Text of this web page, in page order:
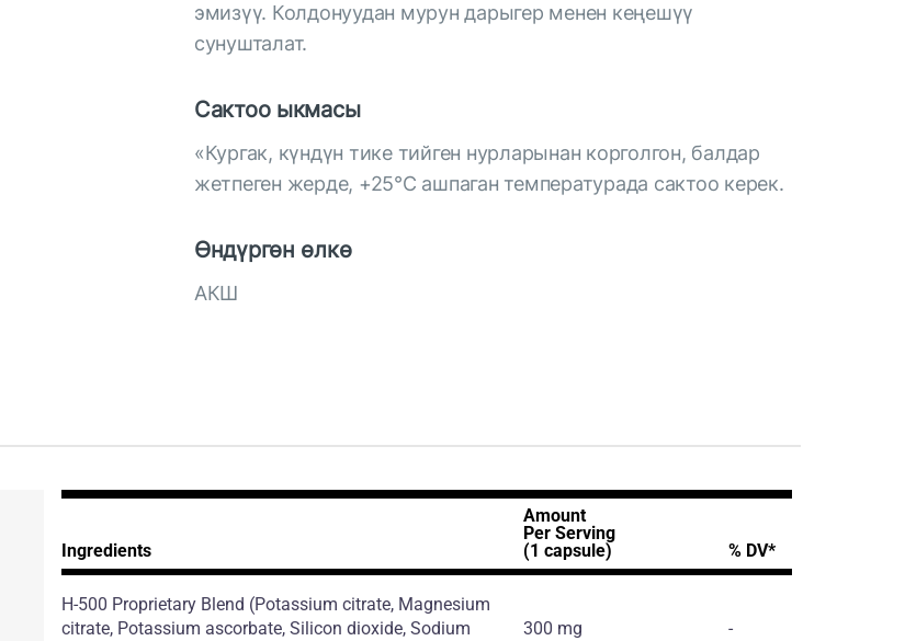
эмизүү. Колдонуудан мурун дарыгер менен кеңешүү
сунушталат.
Сактоо ыкмасы
«Кургак, күндүн тике тийген нурларынан корголгон, балдар
жетпеген жерде, +25°С ашпаган температурада сактоо керек.
Өндүргөн өлкө
АКШ
Ingredients
Amount
Per Serving
(1 capsule)
% DV*
H-500 Proprietary Blend (Potassium citrate, Magnesium
citrate, Potassium ascorbate, Silicon dioxide, Sodium
300 mg -